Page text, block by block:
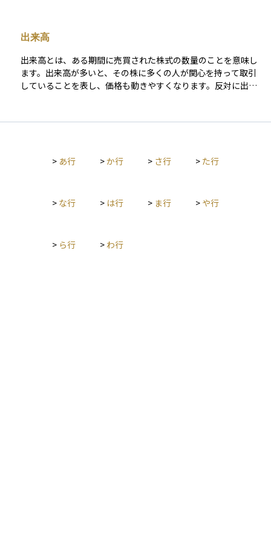
損失が無限に膨らむ可能性がある、手数料をはじめとした費用
がかかる点が挙げられる。
出来高
出来高とは、ある期間に売買された株式の数量のことを意味し
ます。出来高が多いと、その株に多くの人が関心を持って取引
していることを表し、価格も動きやすくなります。反対に出来
ます。
> あ行 >か行 > さ行 > た行
> な行 > は行 > ま行 > や行
> ら行 > わ行